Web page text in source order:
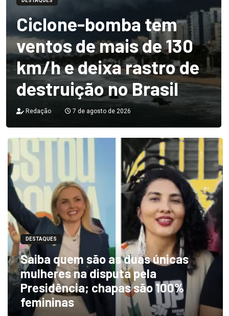
Ciclone-bomba tem
ventos de mais de 130
km/h e deixa rastro de
destruição no Brasil
Redação 7 de agosto de 2026
DESTAQUES
Saiba quem são as duas únicas
mulheres na disputa pela
Presidência; chapas são 100%
femininas